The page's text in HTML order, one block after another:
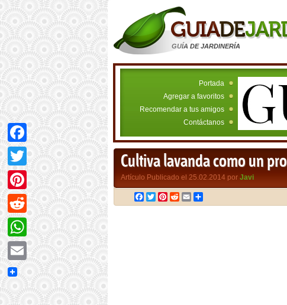
GUÍA DE JARDINERÍA
Portada
Agregar a favoritos
Recomendar a tus amigos
Contáctanos
Cultiva lavanda como un
Artículo Publicado el 25.02.2014 por Javi
Facebook
TwitterPinterest
RedditEmail
Facebook
Twitter
Pinterest
Reddit
WhatsApp
Email